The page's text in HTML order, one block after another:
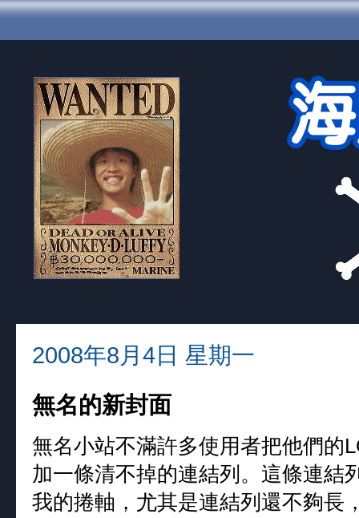
2008年8月4日 星期一
無名的新封面
無名小站不滿許多使用者把他們的
加一條清不掉的連結列。這條連結
我的捲軸，尤其是連結列還不夠長